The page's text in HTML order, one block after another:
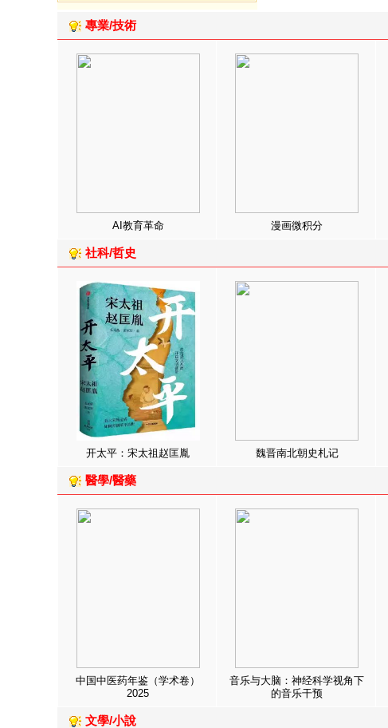
專業/技術
AI教育革命 漫画微积分
社科/哲史
开太平：宋太祖赵匡胤 魏晋南北朝史札记
醫學/醫藥
中国中医药年鉴（学术卷）
2025
音乐与大脑：神经科学视角下
的音乐干预
文學/小說